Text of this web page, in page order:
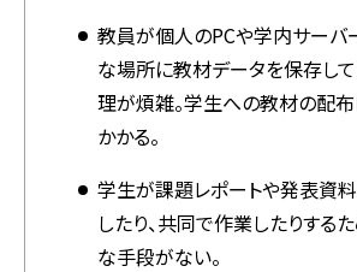
教員が個人のPCや学内サーバ
な場所に教材データを保存し
理が煩雑。学生への教材の配
かかる。
学生が課題レポートや発表資
したり、共同で作業したりする
な手段がない。